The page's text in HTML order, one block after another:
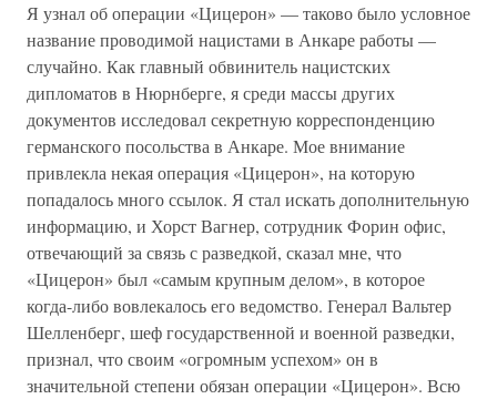
Я узнал об операции «Цицерон» — таково было условное
название проводимой нацистами в Анкаре работы —
случайно. Как главный обвинитель нацистских
дипломатов в Нюрнберге, я среди массы других
документов исследовал секретную корреспонденцию
германского посольства в Анкаре. Мое внимание
привлекла некая операция «Цицерон», на которую
попадалось много ссылок. Я стал искать дополнительную
информацию, и Хорст Вагнер, сотрудник Форин офис,
отвечающий за связь с разведкой, сказал мне, что
«Цицерон» был «самым крупным делом», в которое
когда-либо вовлекалось его ведомство. Генерал Вальтер
Шелленберг, шеф государственной и военной разведки,
признал, что своим «огромным успехом» он в
значительной степени обязан операции «Цицерон». Всю